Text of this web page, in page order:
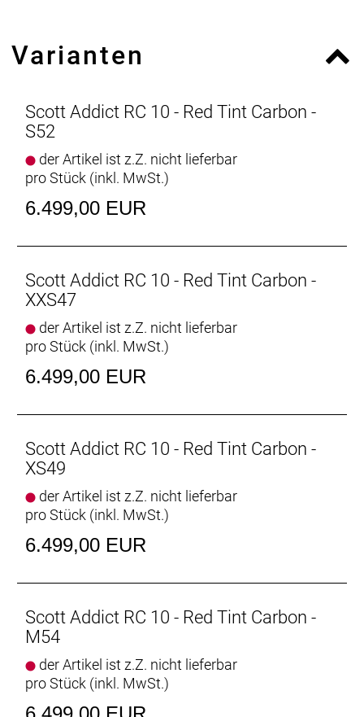
48/35 T
Innenlager: SRAM DUB PF ROAD 86.5
Brake System
Bremsen hinten: SRAM FORCE eTap AXS HRD Shift-
Bremsscheibe vorne: SRAM CenterLine XR rotor
160mm
Bremsscheibe hinten: SRAM CenterLine XR rotor
160mm
Bereifung vorne: Schwalbe ONE Race-Guard Fold,
700x28C
700x28C
Steuersatz: Syncros Addict RC Integrated
Lenker: Syncros Creston 1.0 Compact, Carbon
Vorbau: Syncros RR 1.5, 1 1/4´´
Empfehlung Mindestgröße: 185 cm
Empfehlung Maximalgröße: 195 cm
Varianten
Scott Addict RC 10 - Red Tint Carbon -
S52
der Artikel ist z.Z. nicht lieferbar
pro Stück (inkl. MwSt.)
6.499,00 EUR
Scott Addict RC 10 - Red Tint Carbon -
XXS47
der Artikel ist z.Z. nicht lieferbar
pro Stück (inkl. MwSt.)
6.499,00 EUR
Scott Addict RC 10 - Red Tint Carbon -
XS49
der Artikel ist z.Z. nicht lieferbar
pro Stück (inkl. MwSt.)
6.499,00 EUR
Scott Addict RC 10 - Red Tint Carbon -
M54
der Artikel ist z.Z. nicht lieferbar
pro Stück (inkl. MwSt.)